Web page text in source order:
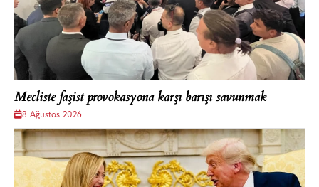
Mecliste faşist provokasyona karşı barışı savunmak
8 Ağustos 2026